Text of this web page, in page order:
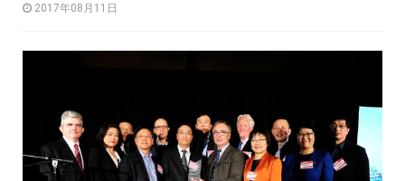
2017年08月11日